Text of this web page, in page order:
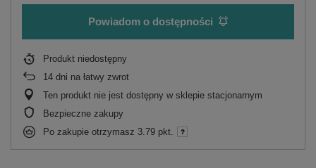
Powiadom o dostępności
Produkt niedostępny
14 dni na łatwy zwrot
Ten produkt nie jest dostępny w sklepie stacjonarnym
Bezpieczne zakupy
Po zakupie otrzymasz 3.79 pkt.